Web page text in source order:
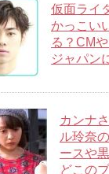
仮面ライ
かっこい
る？CM
ジャパン
カンナ
ル玲奈
ースや
どこの